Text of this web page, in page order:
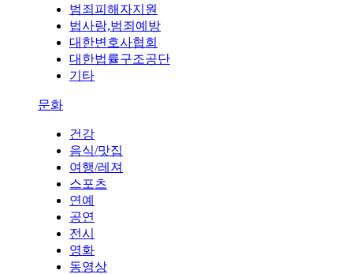
범죄피해자지원
법사랑,범죄예방
대한변호사협회
대한법률구조공단
기타
문화
건강
음식/맛집
여행/레져
스포츠
연예
공연
전시
영화
동영상